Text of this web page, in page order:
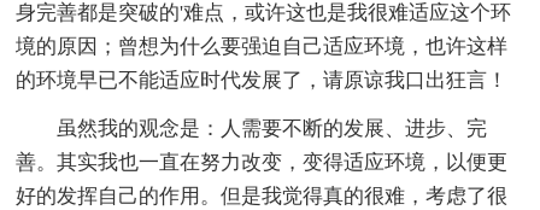
身完善都是突破的'难点，或许这也是我很难适应这个环
境的原因；曾想为什么要强迫自己适应环境，也许这样
的环境早已不能适应时代发展了，请原谅我口出狂言！
虽然我的观念是：人需要不断的发展、进步、完
善。其实我也一直在努力改变，变得适应环境，以便更
好的发挥自己的作用。但是我觉得真的很难，考虑了很